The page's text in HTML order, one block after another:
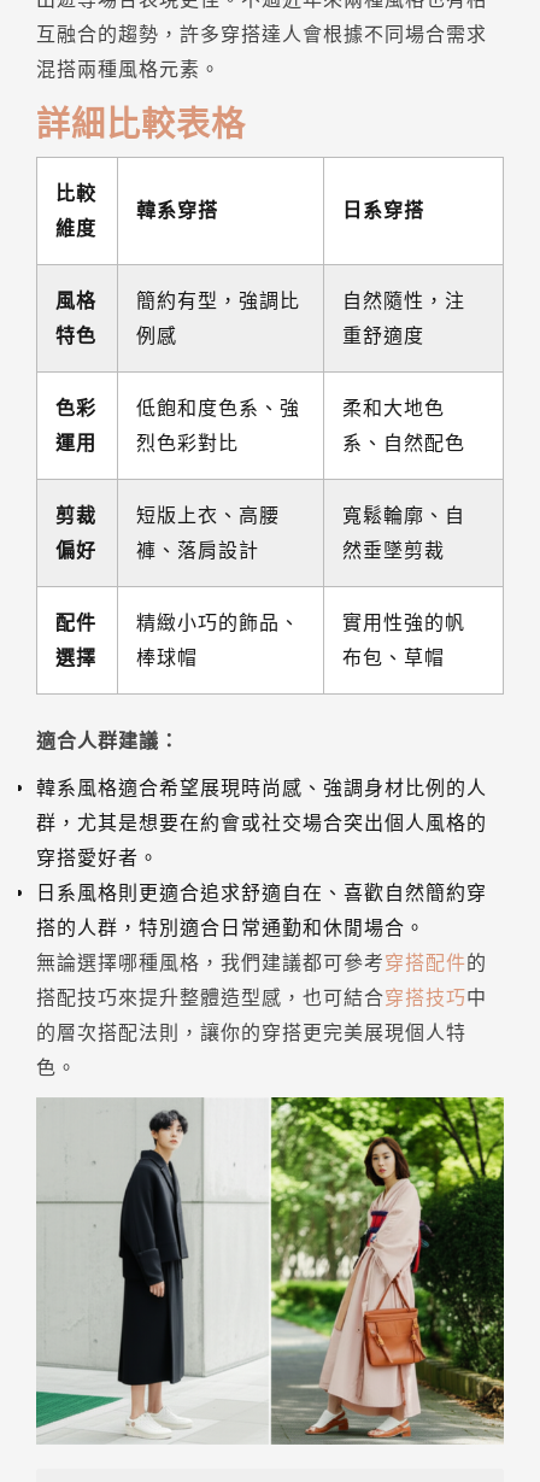
互融合的趨勢，許多穿搭達人會根據不同場合需求
混搭兩種風格元素。
詳細比較表格
比較
維度
韓系穿搭 日系穿搭
風格
特色
簡約有型，強調比
例感
自然隨性，注
重舒適度
色彩
運用
低飽和度色系、強
烈色彩對比
柔和大地色
系、自然配色
剪裁
偏好
短版上衣、高腰
褲、落肩設計
寬鬆輪廓、自
然垂墜剪裁
配件
選擇
精緻小巧的飾品、
棒球帽
實用性強的帆
布包、草帽
適合人群建議：
韓系風格適合希望展現時尚感、強調身材比例的人
群，尤其是想要在約會或社交場合突出個人風格的
穿搭愛好者。
日系風格則更適合追求舒適自在、喜歡自然簡約穿
搭的人群，特別適合日常通勤和休閒場合。
無論選擇哪種風格，我們建議都可參考穿搭配件的
搭配技巧來提升整體造型感，也可結合穿搭技巧中
的層次搭配法則，讓你的穿搭更完美展現個人特
色。